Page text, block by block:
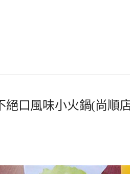
絕口風味小火鍋(尚順